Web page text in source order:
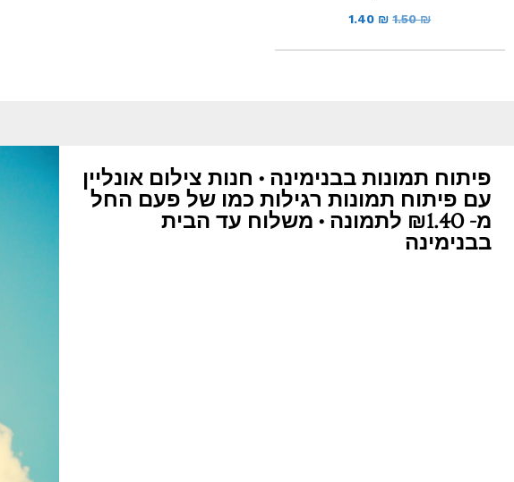
1.50₪
1.40 ₪
פיתוח תמונות בבנימינה • חנות צילום אונליין
עם פיתוח תמונות רגילות כמו של פעם החל
מ- ₪1.40 לתמונה • משלוח עד הבית
בבנימינה